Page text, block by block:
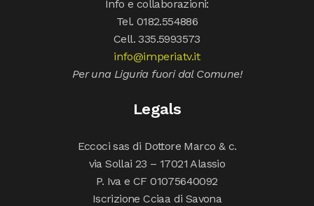
Info e collaborazioni:
Tel. 0182.554886
Cell. 335.5993573
info@imperiatv.it
Per una Liguria fuori dal Comune!
Legals
Eccoci sas di Dottore Marco & c.
via Sollai 23 – 17021 Alassio
P. Iva e CF 01075640092
Iscrizione Cciaa di Savona